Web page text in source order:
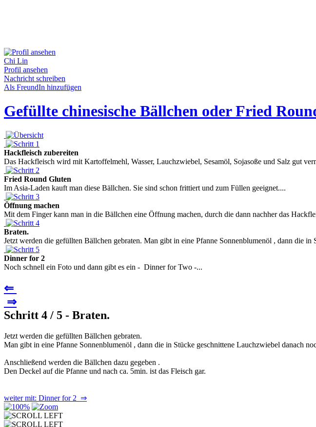
Chi Lin
Profil ansehen
Nachricht schreiben
Als FreundIn hinzufügen
Gefüllte chinesische Bällchen oder Fried
Hackfleisch zubereiten
Das Hackfleisch wird mit Kartoffelmehl, Wasser, Lauchzwiebel, Sesamöl, Sojasoße und Salz gut
Fried Round Gluten
Im Asia-Laden kauft man diese Bällchen. Sie sind schon frittiert und zum Füllen geeignet....
Öffnung machen
Mit dem Finger kann man in die Bällchen eine Öffnung machen, durch die dann nachher das
Braten.
Jetzt werden die gefüllten Bällchen gebraten. Man gibt in eine Pfanne Sonnenblumenöl , dann die
Dinner for 2
Noch schnell ein Foto und dann gibt es ein - Dinner for Two -...
⇐
⇒
Schritt 4 / 5 - Braten.
Jetzt werden die gefüllten Bällchen gebraten.
Man gibt in eine Pfanne Sonnenblumenöl , dann die in Stücke geschnittene Lauchzwiebel danach
Anschließend werden die Bällchen dazu gegeben .
Den Deckel auf die Pfanne und nach ca. 5min. ist das Fleisch gar.
weiter mit: Dinner for 2 ⇒